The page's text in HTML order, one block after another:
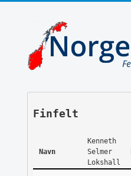
Finfelt
Navn
Kenneth
Selmer
Lokshall